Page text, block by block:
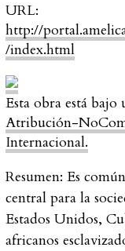
URL:
http://
/index.html
Esta obra está bajo
Atribución-
Internacional.
Resumen: Es
central para la
Estados Unidos,
africanos